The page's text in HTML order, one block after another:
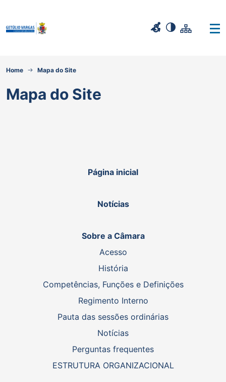
Home Mapa do Site
Mapa do Site
Página inicial
Notícias
Sobre a Câmara
Acesso
História
Competências, Funções e Definições
Regimento Interno
Pauta das sessões ordinárias
Notícias
Perguntas frequentes
ESTRUTURA ORGANIZACIONAL